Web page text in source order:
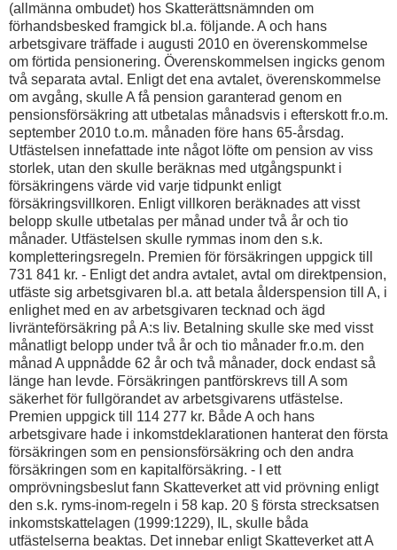
(allmänna ombudet) hos Skatterättsnämnden om
förhandsbesked framgick bl.a. följande. A och hans
arbetsgivare träffade i augusti 2010 en överenskommelse
om förtida pensionering. Överenskommelsen ingicks genom
två separata avtal. Enligt det ena avtalet, överenskommelse
om avgång, skulle A få pension garanterad genom en
pensionsförsäkring att utbetalas månadsvis i efterskott fr.o.m.
september 2010 t.o.m. månaden före hans 65-årsdag.
Utfästelsen innefattade inte något löfte om pension av viss
storlek, utan den skulle beräknas med utgångspunkt i
försäkringens värde vid varje tidpunkt enligt
försäkringsvillkoren. Enligt villkoren beräknades att visst
belopp skulle utbetalas per månad under två år och tio
månader. Utfästelsen skulle rymmas inom den s.k.
kompletteringsregeln. Premien för försäkringen uppgick till
731 841 kr. - Enligt det andra avtalet, avtal om direktpension,
utfäste sig arbetsgivaren bl.a. att betala ålderspension till A, i
enlighet med en av arbetsgivaren tecknad och ägd
livränteförsäkring på A:s liv. Betalning skulle ske med visst
månatligt belopp under två år och tio månader fr.o.m. den
månad A uppnådde 62 år och två månader, dock endast så
länge han levde. Försäkringen pantförskrevs till A som
säkerhet för fullgörandet av arbetsgivarens utfästelse.
Premien uppgick till 114 277 kr. Både A och hans
arbetsgivare hade i inkomstdeklarationen hanterat den första
försäkringen som en pensionsförsäkring och den andra
försäkringen som en kapitalförsäkring. - I ett
omprövningsbeslut fann Skatteverket att vid prövning enligt
den s.k. ryms-inom-regeln i 58 kap. 20 § första strecksatsen
inkomstskattelagen (1999:1229), IL, skulle båda
utfästelserna beaktas. Det innebar enligt Skatteverket att A